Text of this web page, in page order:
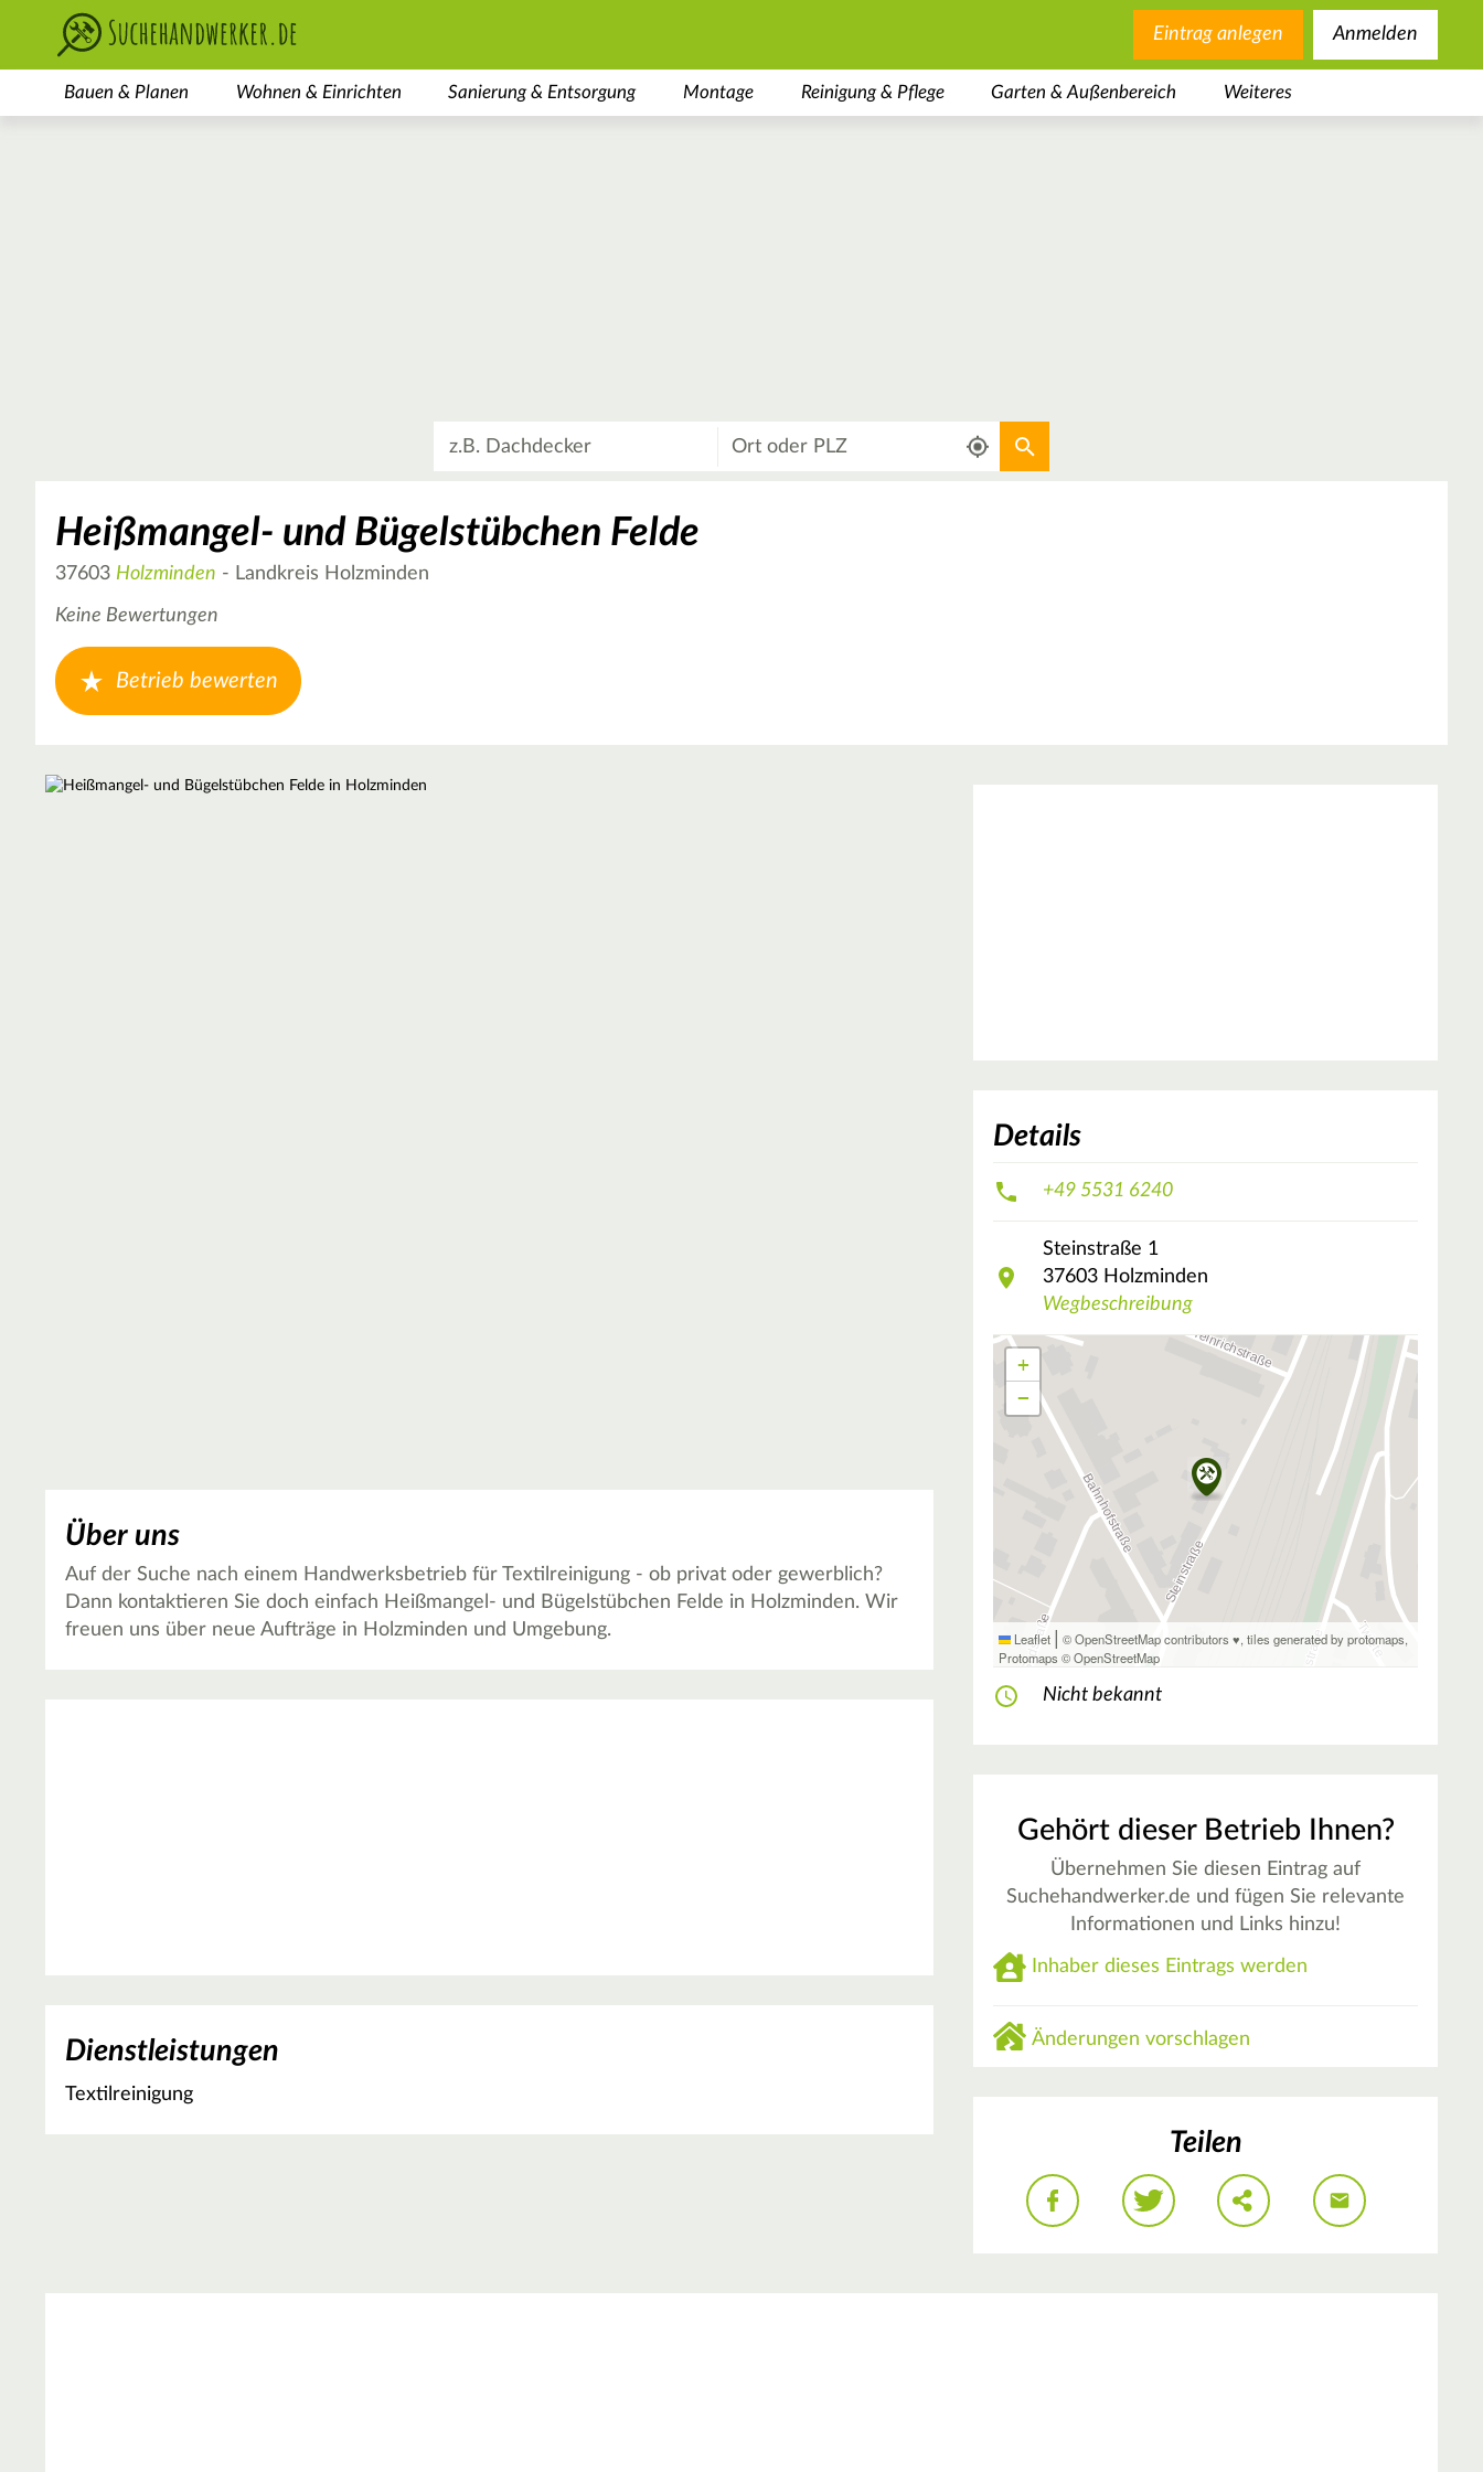
Eintrag anlegen Anmelden
Bauen & Planen Wohnen & Einrichten Sanierung & Entsorgung Montage Reinigung & Pflege Garten & Außenbereich Weiteres
Aktuellen Standort verwenden
Heißmangel- und Bügelstübchen Felde
37603 Holzminden - Landkreis Holzminden
Keine Bewertungen
Betrieb bewerten
Über uns
Auf der Suche nach einem Handwerksbetrieb für Textilreinigung - ob privat oder gewerblich?
Dann kontaktieren Sie doch einfach Heißmangel- und Bügelstübchen Felde in Holzminden. Wir
freuen uns über neue Aufträge in Holzminden und Umgebung.
Dienstleistungen
Textilreinigung
Details
+49 5531 6240
Steinstraße 1
37603 Holzminden
Wegbeschreibung
+
−
Leaflet | © OpenStreetMap contributors ♥,tiles generated by protomaps,
Protomaps ©OpenStreetMap
Nicht bekannt
Gehört dieser Betrieb Ihnen?
Übernehmen Sie diesen Eintrag auf
Suchehandwerker.de und fügen Sie relevante
Informationen und Links hinzu!
Inhaber dieses Eintrags werden
Änderungen vorschlagen
Teilen